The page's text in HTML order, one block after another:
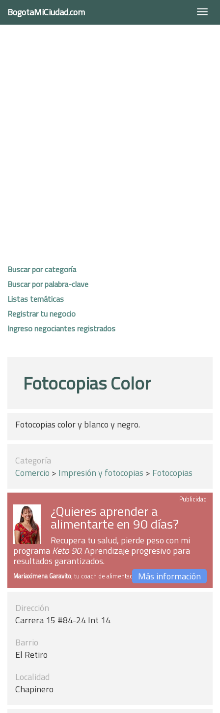
BogotaMiCiudad.com
Buscar por categoría
Buscar por palabra-clave
Listas temáticas
Registrar tu negocio
Ingreso negociantes registrados
Fotocopias Color
Fotocopias color y blanco y negro.
Categoría
Comercio > Impresión y fotocopias > Fotocopias
Publicidad
¿Quieres aprender a
alimentarte en 90 días?
Recupera tu salud, pierde peso con mi
programaKeto 90. Aprendizaje progresivo para
resultados garantizados.
Mariaximena Garavito, tu coach de alimentaciónMás información
Dirección
Carrera 15 #84-24 Int 14
Barrio
El Retiro
Localidad
Chapinero